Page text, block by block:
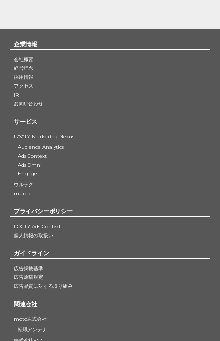
企業情報
会社概要
経営理念
採用情報
アクセス
IR
お問い合わせ
サービス
LOGLY Marketing Nexus
Audience Analytics
Ads Context
Ads Omni
Engage
ウルテク
mureo
プライバシーポリシー
LOGLY Ads Context
個人情報の取扱い
ガイドライン
広告掲載基準
広告原稿規定
広告品質に対する取り組み
関連会社
moto株式会社
転職アンテナ